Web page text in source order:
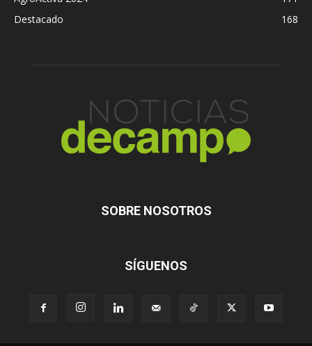
Destacado
168
SOBRE NOSOTROS
SÍGUENOS